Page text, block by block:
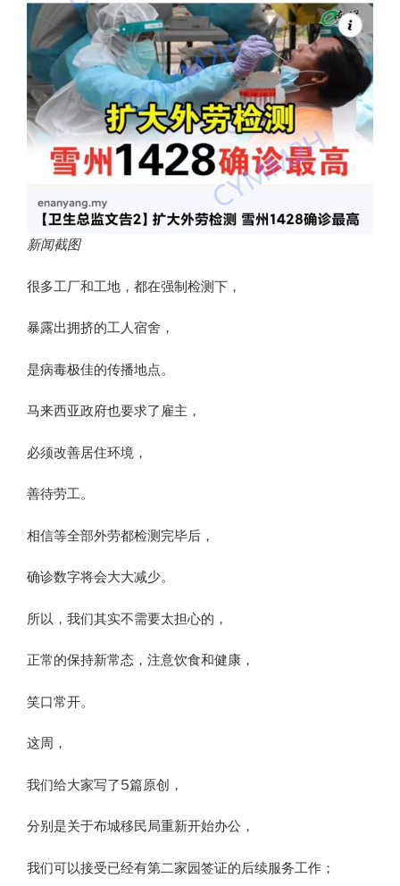
新闻截图
很多工厂和工地，都在强制检测下，
暴露出拥挤的工人宿舍，
是病毒极佳的传播地点。
马来西亚政府也要求了雇主，
必须改善居住环境，
善待劳工。
相信等全部外劳都检测完毕后，
确诊数字将会大大减少。
所以，我们其实不需要太担心的，
正常的保持新常态，注意饮食和健康，
笑口常开。
这周，
我们给大家写了5篇原创，
分别是关于布城移民局重新开始办公，
我们可以接受已经有第二家园签证的后续服务工作；